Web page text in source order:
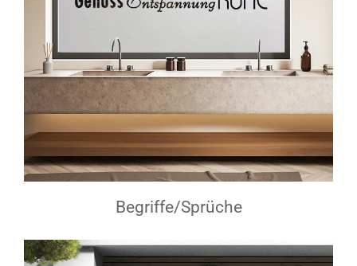
Begriffe/Sprüche